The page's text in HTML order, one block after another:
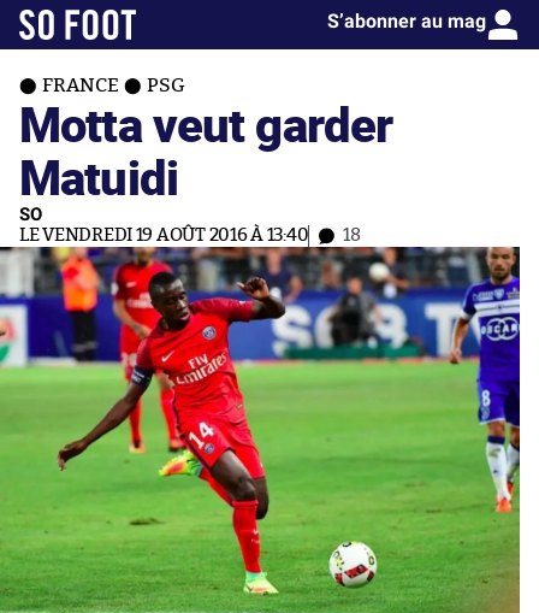
S’abonner au mag
FRANCE PSG
Motta veut garder
Matuidi
SO
LE VENDREDI 19 AOÛT 2016 À 13:40 18